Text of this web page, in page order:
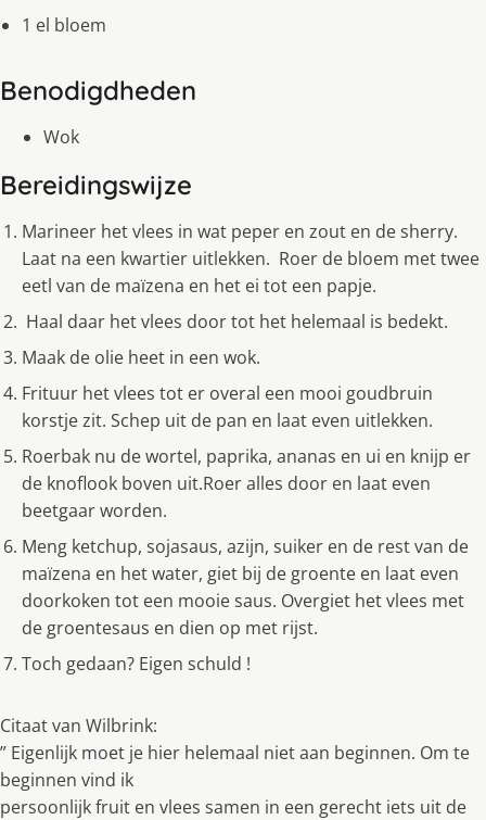
1 el bloem
Benodigdheden
Wok
Bereidingswijze
Marineer het vlees in wat peper en zout en de sherry.
Laat na een kwartier uitlekken. Roer de bloem met twee
eetl van de maïzena en het ei tot een papje.
Haal daar het vlees door tot het helemaal is bedekt.
Maak de olie heet in een wok.
Frituur het vlees tot er overal een mooi goudbruin
korstje zit. Schep uit de pan en laat even uitlekken.
Roerbak nu de wortel, paprika, ananas en ui en knĳp er
de knoflook boven uit.Roer alles door en laat even
beetgaar worden.
Meng ketchup, sojasaus, azĳn, suiker en de rest van de
maïzena en het water, giet bĳ de groente en laat even
doorkoken tot een mooie saus. Overgiet het vlees met
de groentesaus en dien op met rĳst.
Toch gedaan? Eigen schuld !
Citaat van Wilbrink:
” Eigenlĳk moet je hier helemaal niet aan beginnen. Om te
beginnen vind ik
persoonlĳk fruit en vlees samen in een gerecht iets uit de